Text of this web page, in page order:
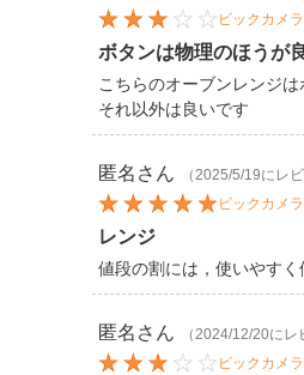
ビックカメ
ボタンは物理のほうが
こちらのオーブンレンジ
それ以外は良いです
匿名 さん
（2025/5/19にレビ
ビックカメ
レンジ
値段の割には，使いやすく
匿名 さん
（2024/12/20にレ
ビックカメ